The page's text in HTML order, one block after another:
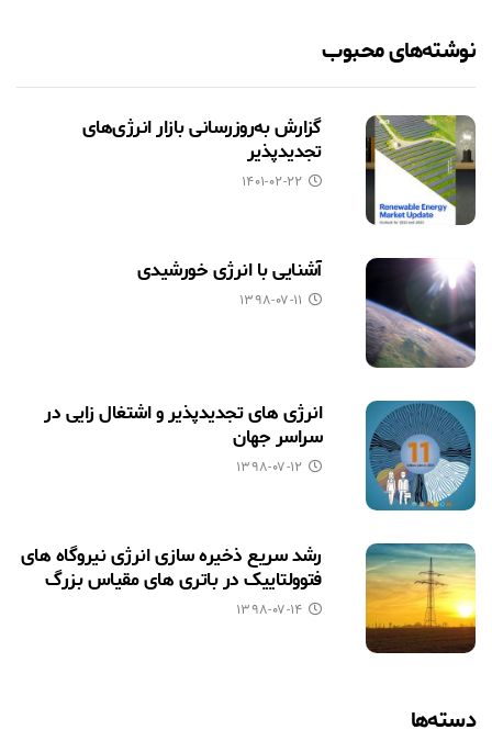
نوشته‌های محبوب
گزارش به‌روزرسانی بازار انرژی‌های
تجدیدپذیر
۱۴۰۱-۰۲-۲۲
آشنایی با انرژی خورشیدی
۱۳۹۸-۰۷-۱۱
انرژی های تجدیدپذیر و اشتغال زایی در
سراسر جهان
۱۳۹۸-۰۷-۱۲
رشد سریع ذخیره سازی انرژی نیروگاه های
فتوولتاییک در باتری های مقیاس بزرگ
۱۳۹۸-۰۷-۱۴
دسته‌ها